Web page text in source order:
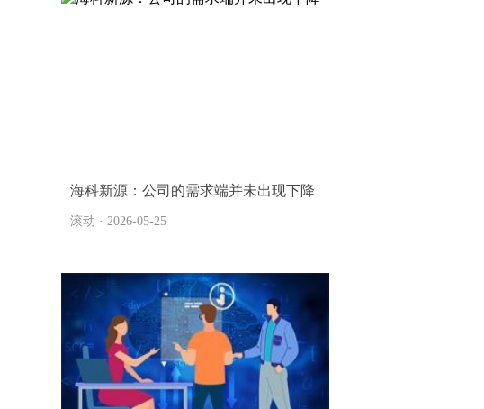
海科新源：公司的需求端并未出现下降
滚动 · 2026-05-25